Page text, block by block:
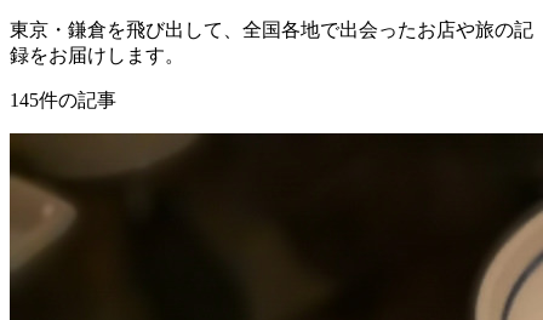
東京・鎌倉を飛び出して、全国各地で出会ったお店や旅の記
録をお届けします。
145件の記事